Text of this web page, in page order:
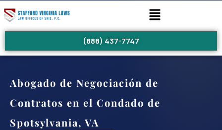
(888) 437-7747
Abogado de Negociación de
Contratos en el Condado de
Spotsylvania, VA